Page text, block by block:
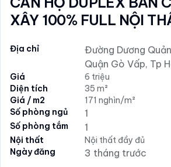
XÂY 100% FULL NỘI
Địa chỉ
Đường Dương
Quận Gò Vấp, Tp
Giá
6 triệu
Diện tích
35 m²
Giá / m2
171 nghìn/m²
Số phòng ngủ
1
Số phòng tắm 1
Nội thất
Nội thất đầy đủ
Ngày đăng
3 tháng trước